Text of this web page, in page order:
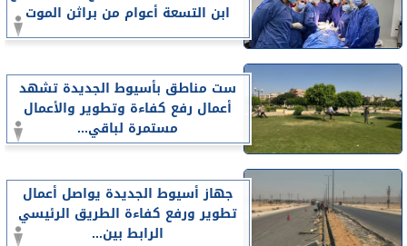
ابن التسعة أعوام من براثن الموت
ست مناطق بأسيوط الجديدة تشهد
أعمال رفع كفاءة وتطوير والأعمال
مستمرة لباقي...
جهاز أسيوط الجديدة يواصل أعمال
تطوير ورفع كفاءة الطريق الرئيسي
الرابط بين...